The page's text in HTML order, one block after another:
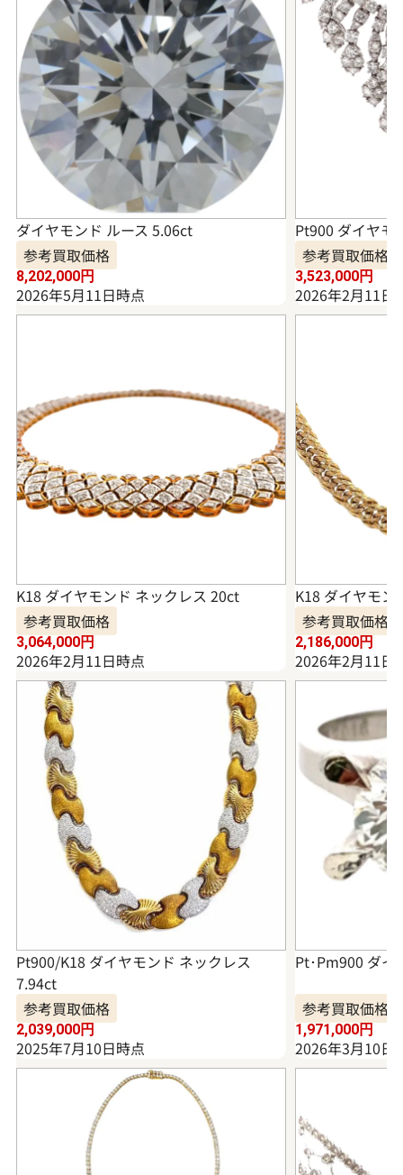
ダイヤモンド ルース 5.06ct
参考買取価格
8,202,000円
2026年5月11日時点
Pt900 ダイヤモ
参考買取価格
3,523,000円
2026年2月11日
K18 ダイヤモンド ネックレス 20ct
参考買取価格
3,064,000円
2026年2月11日時点
K18 ダイヤモン
参考買取価格
2,186,000円
2026年2月11日
Pt900/K18 ダイヤモンド ネックレス
7.94ct
参考買取価格
2,039,000円
2025年7月10日時点
Pt･Pm900 ダイ
参考買取価格
1,971,000円
2026年3月10日